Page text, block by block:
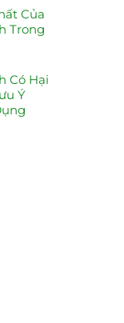
Của
Trong
Có Hại
Ý